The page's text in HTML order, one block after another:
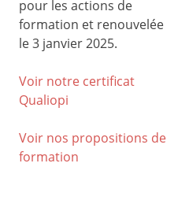
pour les actions de
formation et renouvelée
le 3 janvier 2025.
Voir notre certificat
Qualiopi
Voir nos propositions de
formation